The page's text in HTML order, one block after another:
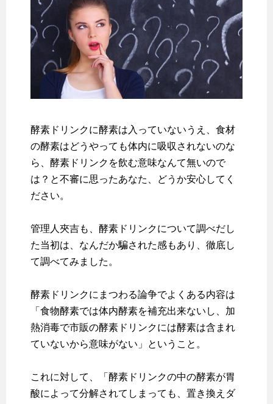
酵素ドリンクに酵素は入っていないうえ、食材
の酵素はどうやっても体内に吸収されないのな
ら、酵素ドリンクを飲む意味なんて無いので
は？と不審に思ったあなた、どうか安心してく
ださい。
管理人夾吉も、酵素ドリンクについて調べだし
た当初は、なんだか騙された感もあり、徹底し
て調べてみました。
酵素ドリンクにまつわる論争でよくある内容は
「食物酵素では体内酵素を補充出来ないし、加
熱消毒で市販の酵素ドリンクには酵素は含まれ
ていないから意味がない」ということ。
これに対して、「酵素ドリンクの中の酵素が胃
酸によって分解されてしまっても、置き換えダ